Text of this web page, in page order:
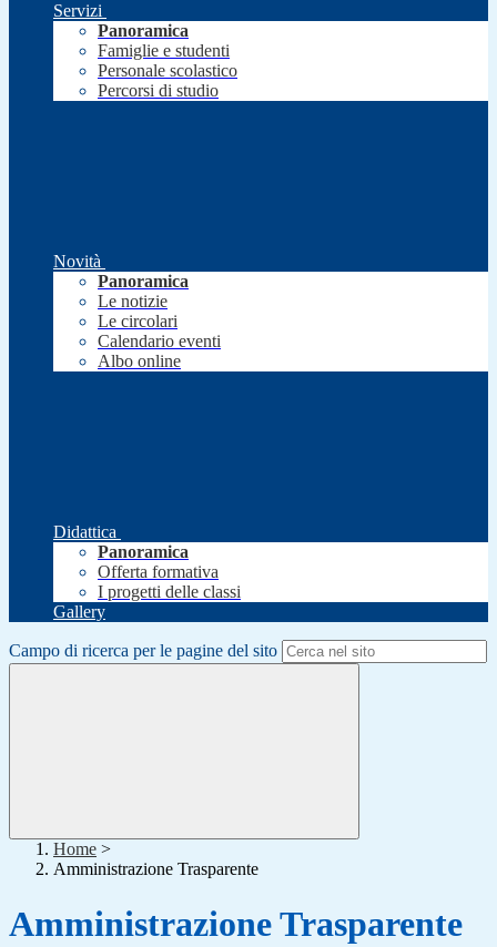
Servizi
Panoramica
Famiglie e studenti
Personale scolastico
Percorsi di studio
Novità
Panoramica
Le notizie
Le circolari
Calendario eventi
Albo online
Didattica
Panoramica
Offerta formativa
I progetti delle classi
Gallery
Campo di ricerca per le pagine del sito
Home >
Amministrazione Trasparente
Amministrazione Trasparente